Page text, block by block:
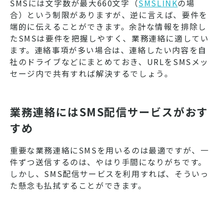
SMSには文字数が最大660文字（SMSLINKの場
合）という制限がありますが、逆に言えば、要件を
端的に伝えることができます。余計な情報を排除し
たSMSは要件を把握しやすく、業務連絡に適してい
ます。連絡事項が多い場合は、連絡したい内容を自
社のドライブなどにまとめておき、URLをSMSメッ
セージ内で共有すれば解決するでしょう。
業務連絡にはSMS配信サービスがおす
すめ
重要な業務連絡にSMSを用いるのは最適ですが、一
件ずつ送信するのは、やはり手間になりがちです。
しかし、SMS配信サービスを利用すれば、そういっ
た懸念も払拭することができます。